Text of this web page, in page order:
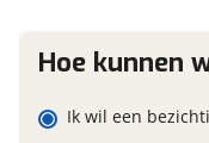
Cassettetoilet
Naam
Hoe kunnen
Ik wil een